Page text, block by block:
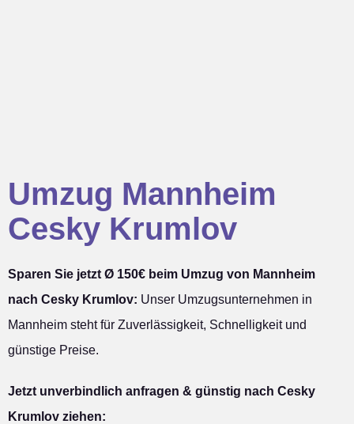
Umzug Mannheim
Cesky Krumlov
Sparen Sie jetzt Ø 150€ beim Umzug von Mannheim
nach Cesky Krumlov: Unser Umzugsunternehmen in
Mannheim steht für Zuverlässigkeit, Schnelligkeit und
günstige Preise.
Jetzt unverbindlich anfragen & günstig nach Cesky
Krumlov ziehen: